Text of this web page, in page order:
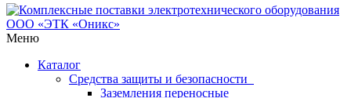
Меню
Каталог
Средства защиты и безопасности
Заземления переносные